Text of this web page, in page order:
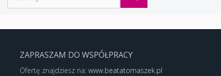
ZAPRASZAM DO WSPÓŁPRACY
Ofertę znajdziesz na: www.beatatomaszek.pl